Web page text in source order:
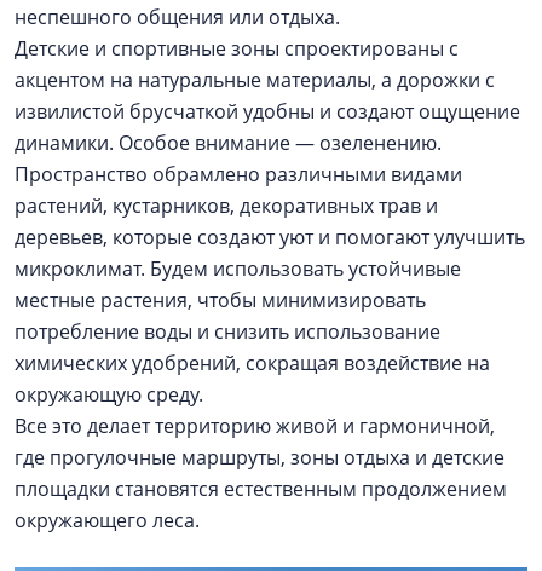
неспешного общения или отдыха.
Детские и спортивные зоны спроектированы с
акцентом на натуральные материалы, а дорожки с
извилистой брусчаткой удобны и создают ощущение
динамики. Особое внимание — озеленению.
Пространство обрамлено различными видами
растений, кустарников, декоративных трав и
деревьев, которые создают уют и помогают улучшить
микроклимат. Будем использовать устойчивые
местные растения, чтобы минимизировать
потребление воды и снизить использование
химических удобрений, сокращая воздействие на
окружающую среду.
Все это делает территорию живой и гармоничной,
где прогулочные маршруты, зоны отдыха и детские
площадки становятся естественным продолжением
окружающего леса.